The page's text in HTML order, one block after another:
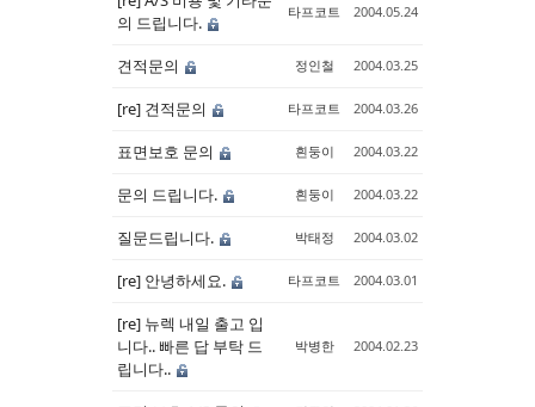
의 드립니다.
타프코트 2004.05.24
견적문의 정인철 2004.03.25
[re] 견적문의 타프코트 2004.03.26
표면보호 문의 흰둥이 2004.03.22
문의 드립니다. 흰둥이 2004.03.22
질문드립니다. 박태정 2004.03.02
[re] 안녕하세요. 타프코트 2004.03.01
[re] 뉴렉 내일 출고 입
니다.. 빠른 답 부탁 드
립니다..
박병한 2004.02.23